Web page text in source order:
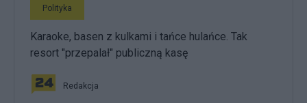
Polityka
Karaoke, basen z kulkami i tańce hulańce. Tak
resort "przepalał" publiczną kasę
Redakcja